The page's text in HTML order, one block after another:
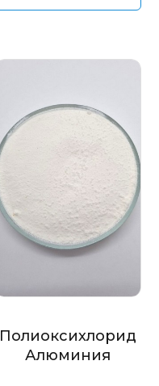
Полиоксихлорид
Алюминия